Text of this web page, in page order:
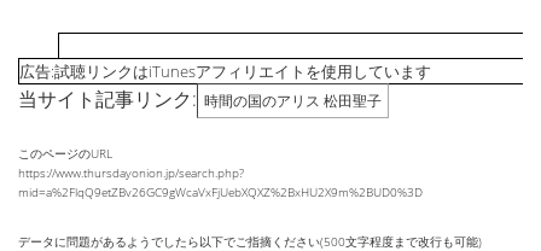
広告:試聴リンクはiTunesアフィリエイトを使用しています
当サイト記事リンク: 時間の国のアリス 松田聖子
このページのURL
https://www.thursdayonion.jp/search.php?
mid=a%2FlqQ9etZBv26GC9gWcaVxFjUebXQXZ%2BxHU2X9m%2BUD0%3D
データに問題があるようでしたら以下でご指摘ください(500文字程度まで改行も可能)